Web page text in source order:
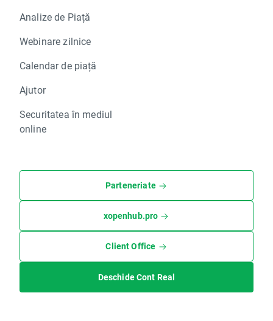
Analize de Piață
Webinare zilnice
Calendar de piață
Ajutor
Securitatea în mediul
online
Parteneriate
xopenhub.pro
Client Office
Deschide Cont Real